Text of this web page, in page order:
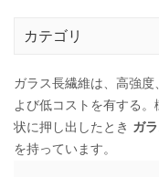
カテゴリ
ガラス長繊維は、高強
よび低コストを有する
状に押し出したとき ガ
を持っています。